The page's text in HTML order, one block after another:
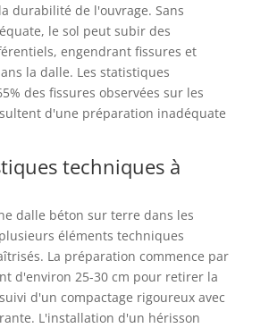
durabilité de l'ouvrage. Sans
le sol peut subir des
engendrant fissures et
la dalle. Les statistiques
des fissures observées sur les
d'une préparation inadéquate
techniques à
dalle béton sur terre dans les
éléments techniques
La préparation commence par
d'environ 25-30 cm pour retirer la
d'un compactage rigoureux avec
L'installation d'un hérisson